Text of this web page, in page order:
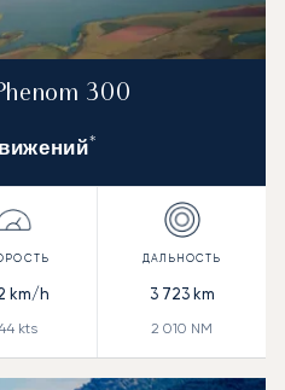
300
*
km/h
kts
3 723km
2 010 NM